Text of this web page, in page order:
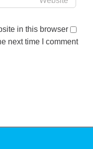
in this browser
next time I comment.